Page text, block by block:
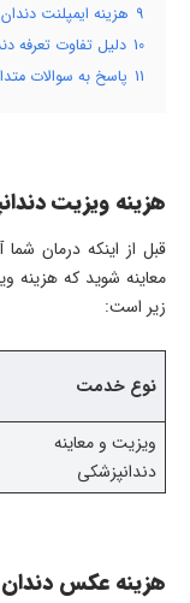
9 هزینه ایمپلنت دندان
10 دلیل تفاوت تعرفه
11 پاسخ به سوالات
هزینه ویزیت
قبل از اینکه درمان
زیر است:
نوع خدمت
ویزیت و معاینه
دندانپزشکی
هزینه عکس